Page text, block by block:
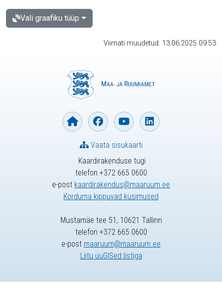
Vali graafiku tüüp
Viimati muudetud: 13.06.2025 09:53
Kaardirakenduse tugi
telefon +372 665 0600
e-post kaardirakendus@maaruum.ee
Korduma kippuvad küsimused
Vaata sisukaarti
Mustamäe tee 51, 10621 Tallinn
telefon +372 665 0600
e-post maaruum@maaruum.ee
Liitu uuGISed listiga